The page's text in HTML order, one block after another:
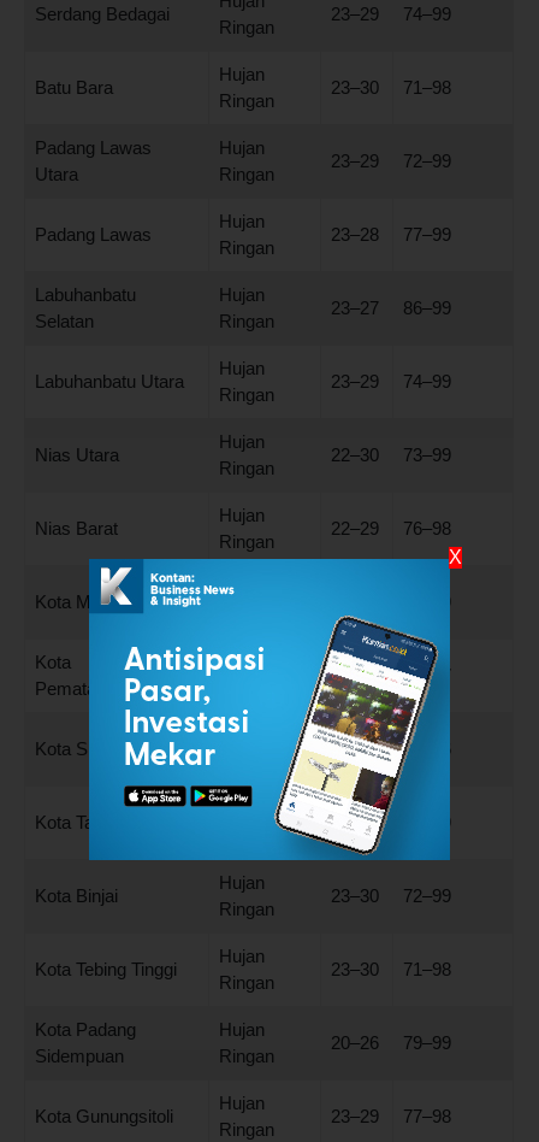
Serdang Bedagai
Ringan
23–29 74–99
Batu Bara
Hujan
Ringan
23–30 71–98
Padang Lawas
Utara
Hujan
Ringan
23–29 72–99
Padang Lawas
Hujan
Ringan
23–28 77–99
Labuhanbatu
Selatan
Hujan
Ringan
23–27 86–99
Labuhanbatu Utara
Hujan
Ringan
23–29 74–99
Nias Utara
Hujan
Ringan
22–30 73–99
Nias Barat
Hujan
Ringan
22–29 76–98
Kota Medan
Hujan
72–99
Kota
Pematangsiantar
Hujan
21–26 82–97
Kota Sibolga
Hujan
22–27 78–96
Kota Tanjung Balai
Hujan
23–30 71–99
Kota Binjai
Hujan
Ringan
23–30 72–99
Kota Tebing Tinggi
Hujan
Ringan
23–30 71–98
Kota Padang
Sidempuan
Hujan
Ringan
20–26 79–99
Kota Gunungsitoli
Hujan
Ringan
23–29 77–98
X